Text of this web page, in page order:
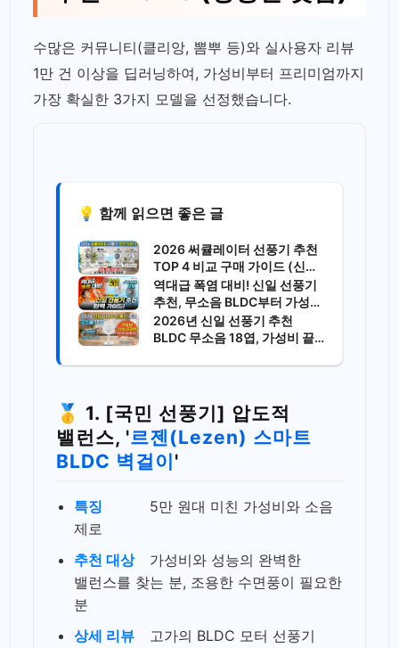
수많은 커뮤니티(클리앙, 뽐뿌 등)와 실사용자 리뷰
1만 건 이상을 딥러닝하여, 가성비부터 프리미엄까지
가장 확실한 3가지 모델을 선정했습니다.
💡 함께 읽으면 좋은 글
2026 써큘레이터 선풍기 추천
TOP 4 비교 구매 가이드 (신일,
루메나, 르젠, 샤오미)
역대급 폭염 대비! 신일 선풍기
추천, 무소음 BLDC부터 가성비
모델까지 완벽 가이드
2026년 신일 선풍기 추천
BLDC 무소음 18엽, 가성비 끝
🥇 1. [국민 선풍기] 압도적
밸런스, '르젠(Lezen) 스마트
BLDC 벽걸이 '
특징
5만 원대 미친 가성비와 소음
제로
추천 대상
가성비와 성능의 완벽한
밸런스를 찾는 분, 조용한 수면풍이 필요한
분
상세 리뷰
고가의 BLDC 모터 선풍기